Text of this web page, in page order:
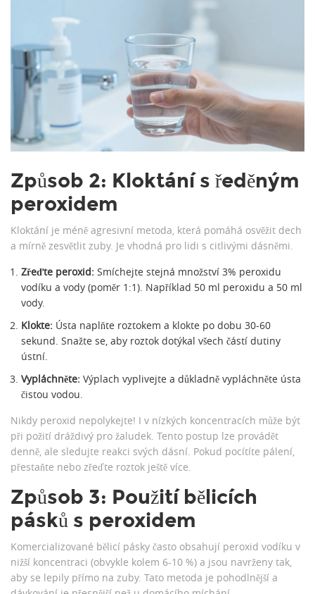
Způsob 2: Kloktání s ředěným
peroxidem
Kloktání je méně agresivní metoda, která pomáhá osvěžit dech
a mírně zesvětlit zuby. Je vhodná pro lidi s citlivými dásněmi.
Zřeďte peroxid: Smíchejte stejná množství 3% peroxidu
vodíku a vody (poměr 1:1). Například 50 ml peroxidu a 50 ml
vody.
Klokte: Ústa naplňte roztokem a klokte po dobu 30-60
sekund. Snažte se, aby roztok dotýkal všech částí dutiny
ústní.
Vypláchněte: Výplach vyplivejte a důkladně vypláchněte ústa
čistou vodou.
Nikdy peroxid nepolykejte! I v nízkých koncentracích může být
při požití dráždivý pro žaludek. Tento postup lze provádět
denně, ale sledujte reakci svých dásní. Pokud pocítíte pálení,
přestaňte nebo zřeďte roztok ještě více.
Způsob 3: Použití bělicích
pásků s peroxidem
Komercializované bělicí pásky často obsahují peroxid vodíku v
nižší koncentraci (obvykle kolem 6-10 %) a jsou navrženy tak,
aby se lepily přímo na zuby. Tato metoda je pohodlnější a